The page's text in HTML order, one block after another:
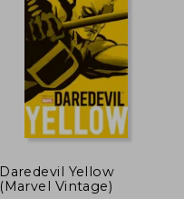
Daredevil Yellow
(Marvel Vintage)